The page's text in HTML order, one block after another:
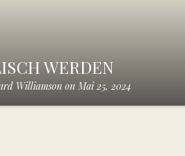
WERDEN
Williamson on Mai 25, 2024